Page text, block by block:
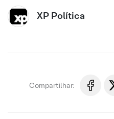
XP Política
Compartilhar: